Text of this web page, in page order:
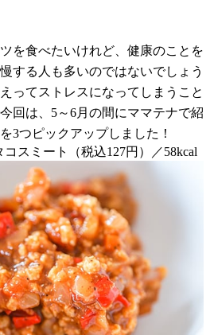
を食べたいけれど、健康のことを
る人も多いのではないでしょう
ってストレスになってしまうこと
回は、5～6月の間にママテナで紹
3つピックアップしました！
スミート（税込127円）／58kcal